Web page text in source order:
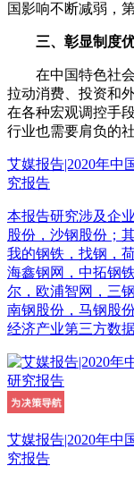
国影响不断减弱，
三、彰显制度
在中国特色社会
拉动消费、投资和
在各种宏观调控手
行业也需要肩负的
艾媒报告|2020年中
究报告
本报告研究涉及企
股份，沙钢股份；
我的钢铁，找钢，
海鑫钢网，中拓钢
尔，欧浦智网，三
南钢股份，马钢股
经济产业第三方数
艾媒报告|2020年中
究报告